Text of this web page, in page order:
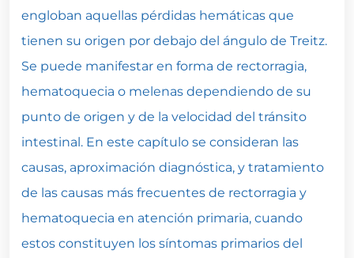
engloban aquellas pérdidas hemáticas que
tienen su origen por debajo del ángulo de Treitz.
Se puede manifestar en forma de rectorragia,
hematoquecia o melenas dependiendo de su
punto de origen y de la velocidad del tránsito
intestinal. En este capítulo se consideran las
causas, aproximación diagnóstica, y tratamiento
de las causas más frecuentes de rectorragia y
hematoquecia en atención primaria, cuando
estos constituyen los síntomas primarios del